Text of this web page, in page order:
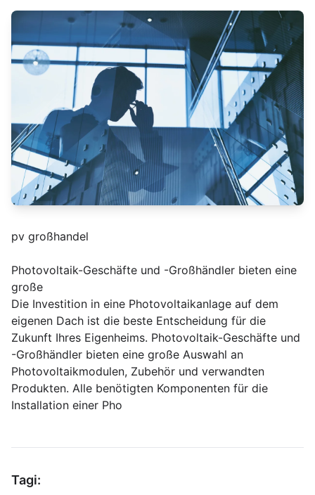
pv großhandel
Photovoltaik-Geschäfte und -Großhändler bieten eine
große
Die Investition in eine Photovoltaikanlage auf dem
eigenen Dach ist die beste Entscheidung für die
Zukunft Ihres Eigenheims. Photovoltaik-Geschäfte und
-Großhändler bieten eine große Auswahl an
Photovoltaikmodulen, Zubehör und verwandten
Produkten. Alle benötigten Komponenten für die
Installation einer Pho
Tagi: